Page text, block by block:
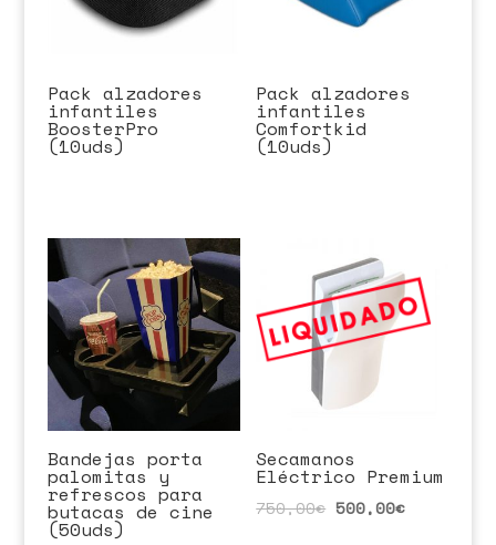
Pack alzadores
infantiles
BoosterPro
(10uds)
Pack alzadores
infantiles
Comfortkid
(10uds)
Bandejas porta
palomitas y
refrescos para
butacas de cine
(50uds)
Secamanos
Eléctrico Premium
750,00€ 500,00€